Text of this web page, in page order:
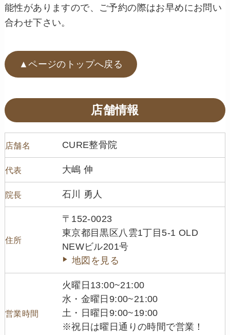
能性がありますので、ご予約の際はお早めにお問い
合わせ下さい。
▲ページのトップへ戻る
店舗情報
店舗名 CURE整骨院
代表 大嶋 伸
院長 石川 勇人
住所
〒152-0023
東京都目黒区八雲1丁目5-1 OLD
NEWビル201号
地図を見る
営業時間
火曜日13:00~21:00
水・金曜日9:00~21:00
土・日曜日9:00~19:00
※祝日は曜日通りの時間で営業！